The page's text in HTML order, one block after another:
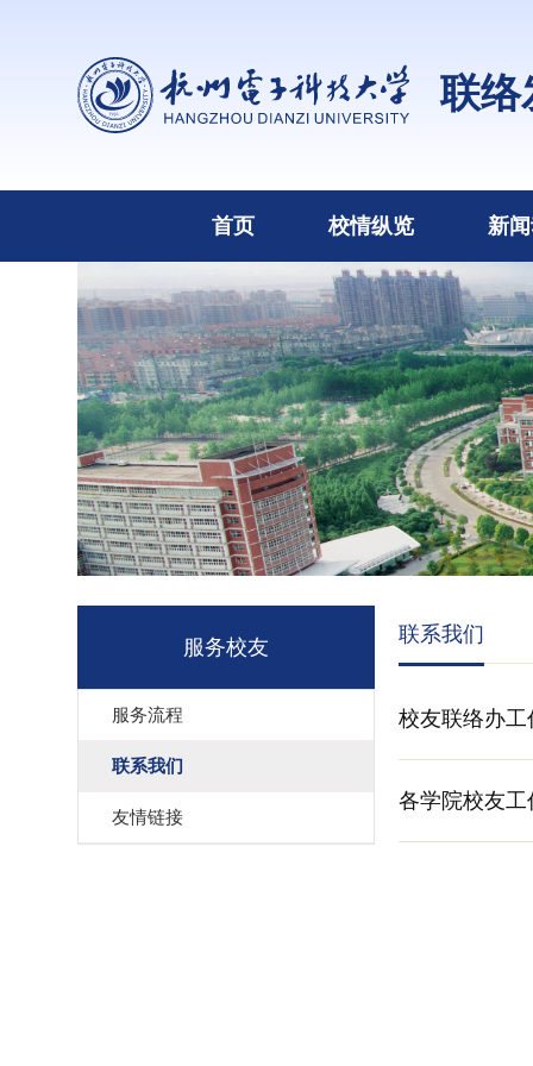
联络
首页 校情纵览 新
服务校友
服务流程
联系我们
友情链接
联系我们
校友联络办
各学院校友